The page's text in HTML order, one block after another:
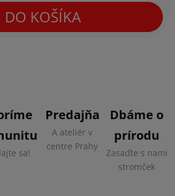
DO KOŠÍKA
sa!
Predajňa
A ateliér v
centre Prahy
Dbáme o
prírodu
Zasaďte s nami
stromček